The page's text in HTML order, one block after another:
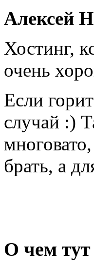
Алексей
Хостинг,
очень
Если
случай :)
брать, а
О чем